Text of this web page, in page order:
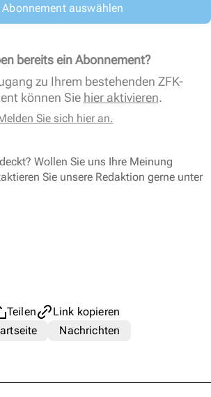
Abonnement auswählen
bereits ein Abonnement?
zu Ihrem bestehenden ZFK-
können Sie hier aktivieren.
Sie sich hier an.
Wollen Sie uns Ihre Meinung
Sie unsere Redaktion gerne unter
Teilen
Link kopieren
Nachrichten